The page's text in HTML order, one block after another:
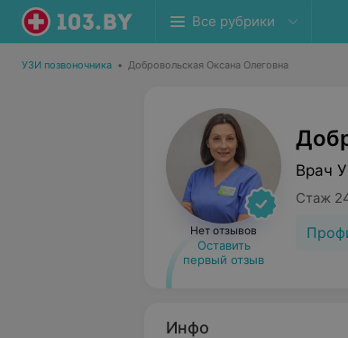
Все рубрики
УЗИ позвоночника • Добровольская Оксана Олеговна
Нет отзывов
Оставить
первый отзыв
Врач
Стаж
Инфо